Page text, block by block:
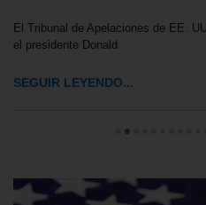
El Tribunal de Apelaciones de EE.
el presidente Donald
SEGUIR LEYENDO...